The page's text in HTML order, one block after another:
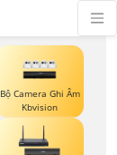
Bộ Camera Ghi Âm
Kbvision